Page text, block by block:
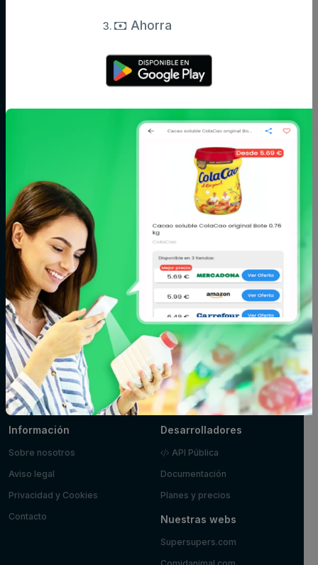
Ahorra
refrescos
legumbres y
caramelos y
chocolate
Carne
Cereales y
galletas
Congelados
Conservas,
caldos y
cremas
Fitoterapia y
parafarmacia
Fruta y verdura
Huevos, leche y
mantequilla
Limpieza y
hogar
Maquillaje
Marisco y
pescado
Mascotas
Panadería y
pastelería
Pizzas y platos
preparados
Postres y
yogures
Zumos
Información
Sobre nosotros
Aviso legal
Privacidad y Cookies
Contacto
Desarrolladores
API Pública
Documentación
Planes y precios
Nuestras webs
Supersupers.com